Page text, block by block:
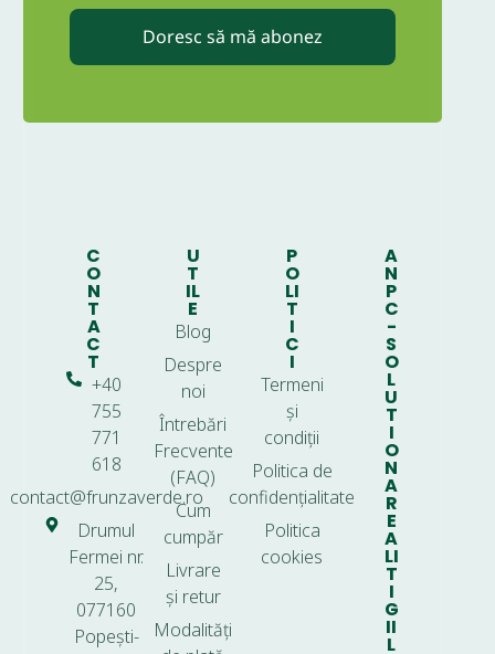
Doresc să mă abonez
C
O
N
T
A
C
T
+40
755
771
618
contact@frunzaverde.ro
Drumul
Fermei nr.
25,
077160
Popești-
U
T
IL
E
Blog
Despre
noi
Întrebări
Frecvente
(FAQ)
Cum
cumpăr
Livrare
și retur
Modalități
P
O
LI
T
I
C
I
Termeni
și
condiții
Politica de
confidențialitate
Politica
cookies
A
N
P
C
-
S
O
L
U
T
I
O
N
A
R
E
A
LI
T
I
G
II
L